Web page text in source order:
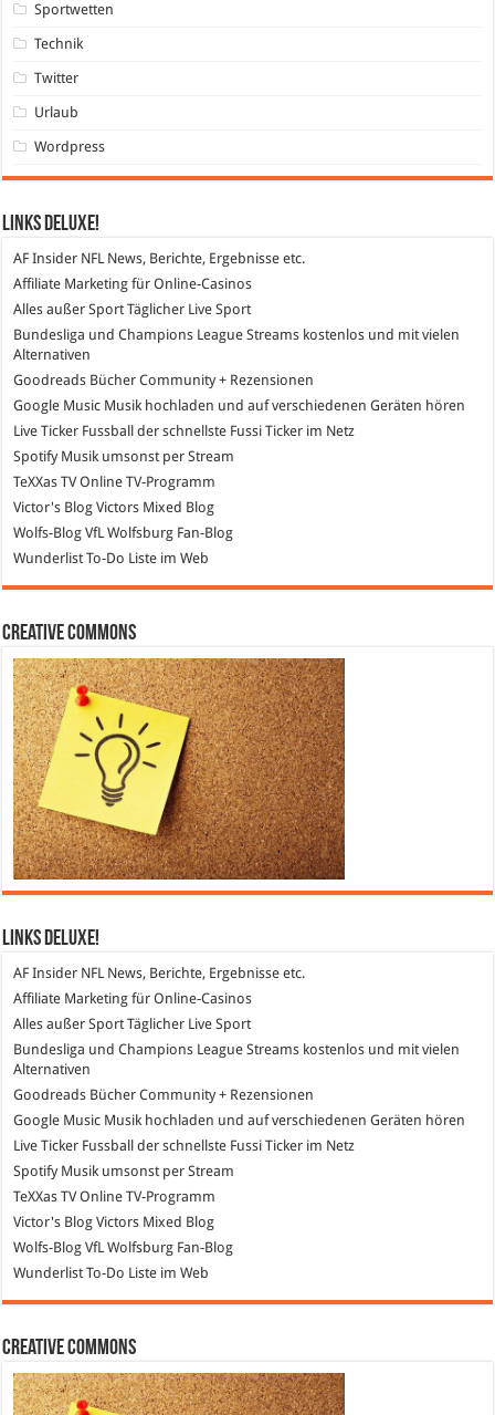
Sportwetten
Technik
Twitter
Urlaub
Wordpress
Links DeLuXe!
AF Insider NFL News, Berichte, Ergebnisse etc.
Affiliate Marketing für Online-Casinos
Alles außer SportTäglicher Live Sport
Bundesliga und Champions League Streams kostenlos und mit vielen
Alternativen
Goodreads Bücher Community + Rezensionen
Google Music Musik hochladen und auf verschiedenen Geräten hören
Live Ticker Fussball
der schnellste Fussi Ticker im Netz
SpotifyMusik umsonst per Stream
TeXXas TVOnline TV-Programm
Victor's Blog Victors Mixed Blog
Wolfs-Blog VfL Wolfsburg Fan-Blog
WunderlistTo-Do Liste im Web
Creative Commons
Links DeLuXe!
AF Insider NFL News, Berichte, Ergebnisse etc.
Affiliate Marketing für Online-Casinos
Alles außer Sport Täglicher Live Sport
Bundesliga und Champions League Streams kostenlos und mit vielen
Alternativen
Goodreads Bücher Community + Rezensionen
Google Music Musik hochladen und auf verschiedenen Geräten hören
Live Ticker Fussball
der schnellste Fussi Ticker im Netz
SpotifyMusik umsonst per Stream
TeXXas TVOnline TV-Programm
Victor's Blog Victors Mixed Blog
Wolfs-Blog VfL Wolfsburg Fan-Blog
Wunderlist To-Do Liste im Web
Creative Commons